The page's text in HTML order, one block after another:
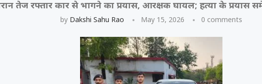
तेज रफ्तार कार से भागने का प्रयास, आरक्षक घायल; हत्या के प्रयास
by Dakshi Sahu Rao May 15, 2026 0 comments